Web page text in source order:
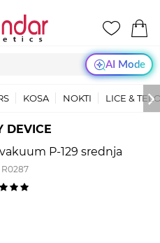
AI Mode
KOSA NOKTI LICE &
DEVICE
P-129 srednja
R0287